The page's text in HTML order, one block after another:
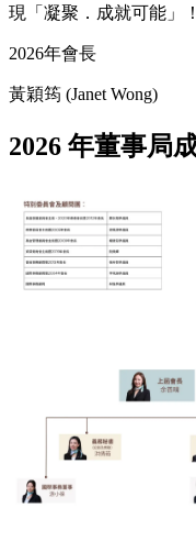
現「凝聚．成就可能」！
2026年會長
黃穎筠 (Janet Wong)
2026 年董事局